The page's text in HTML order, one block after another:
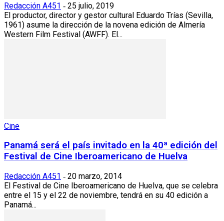
Redacción A451 - 25 julio, 2019
El productor, director y gestor cultural Eduardo Trías (Sevilla,
1961) asume la dirección de la novena edición de Almería
Western Film Festival (AWFF). El...
Cine
Panamá será el país invitado en la 40ª edición del
Festival de Cine Iberoamericano de Huelva
Redacción A451 - 20 marzo, 2014
El Festival de Cine Iberoamericano de Huelva, que se celebra
entre el 15 y el 22 de noviembre, tendrá en su 40 edición a
Panamá...